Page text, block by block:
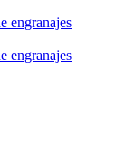
engranajes
engranajes